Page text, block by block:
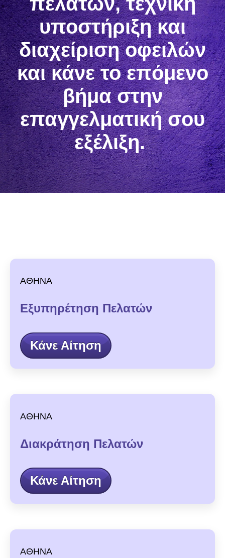
υποστήριξη και
διαχείριση οφειλών
και κάνε το επόμενο
βήμα στην
επαγγελματική σου
εξέλιξη.
ΑΘΗΝΑ
Εξυπηρέτηση Πελατών
Κάνε Αίτηση
ΑΘΗΝΑ
Διακράτηση Πελατών
Κάνε Αίτηση
ΑΘΗΝΑ